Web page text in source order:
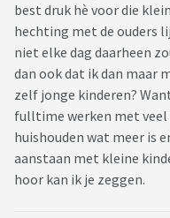
best druk hè voor die
hechting met de ouders
niet elke dag daarheen
dan ook dat ik dan maar
zelf jonge kinderen?
fulltime werken met
huishouden wat meer is
aanstaan met kleine
hoor kan ik je zeggen.